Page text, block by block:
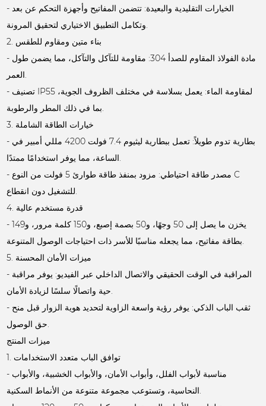
- الخيارات التقليدية والبعيدة: تتضمن المفاتيح وأجهزة التحكم عن بعد
وتكامل التطبيق الاختياري لتحقيق المرونة.
2. بناء متين ومقاوم للطقس
- مادة الفولاذ المقاوم للصدأ 304: مقاومة للتآكل والتآكل، مما يضمن طول
العمر.
- تصنيف IP55 لمقاومة الماء: يعمل بسلاسة في مختلف الظروف الجوية،
بما في ذلك المطر والرطوبة.
3. خيارات الطاقة الشاملة
- بطارية تدوم طويلاً: تعمل ببطارية ليثيوم 7.4 فولت 4200 مللي أمبير في
الساعة، مما يوفر استخدامًا ممتدًا.
- مصدر طاقة احتياطي: مزود بمنفذ طاقة طوارئ 5 فولت من النوع C
للتشغيل دون انقطاع.
4. قدرة مستخدم عالية
- يخزن ما يصل إلى 50 وجهًا، و50 بصمة إصبع، و150 كلمة مرور، و149
بطاقة مفاتيح، مما يجعله مناسبًا للأسر ذات احتياجات الوصول المتنوعة.
5. ميزات الأمان المحسنة
- المراقبة في الوقت الحقيقي والاتصال الداخلي عبر الفيديو: يوفر مراقبة
حية واتصالًا سلسًا لزيادة الأمان.
- ثقب الباب الذكي: يوفر رؤية واسعة الزاوية لتحديد هوية الزوار قبل منح
حق الوصول.
ميزات المنتج
1. توافق الباب متعدد الاستخدامات
- مناسبة لأبواب الفلل، وأبواب الأمان، والأبواب الخشبية، والأبواب
النحاسية، وتستوعب مجموعة متنوعة من الأنماط السكنية.